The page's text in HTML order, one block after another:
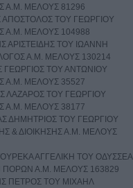
Α.Μ. ΜΕΛΟΥΣ 81296
ΤΟΥ ΓΕΩΡΓΙΟΥ
Α.Μ. ΜΕΛΟΥΣ 104988
ΑΡΙΣΤΕΙΔΗΣ ΤΟΥ ΙΩΑΝΝΗ
Α.Μ. ΜΕΛΟΥΣ 130214
ΤΟΥ ΑΝΤΩΝΙΟΥ
Α.Μ. ΜΕΛΟΥΣ 35527
ΛΑΖΑΡΟΣ ΤΟΥ ΓΕΩΡΓΙΟΥ
Α.Μ. ΜΕΛΟΥΣ 38177
ΔΗΜΗΤΡΙΟΣ ΤΟΥ ΓΕΩΡΓΙΟΥ
& ΔΙΟΙΚΗΣΗΣ Α.Μ. ΜΕΛΟΥΣ
ΑΓΓΕΛΙΚΗ ΤΟΥ ΟΔΥΣΣΕΑ
Α.Μ. ΜΕΛΟΥΣ 163829
ΠΕΤΡΟΣ ΤΟΥ ΜΙΧΑΗΛ